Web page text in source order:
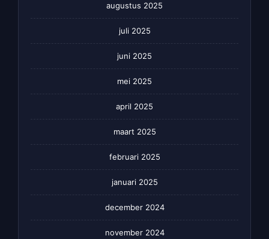
augustus 2025
juli 2025
juni 2025
mei 2025
april 2025
maart 2025
februari 2025
januari 2025
december 2024
november 2024